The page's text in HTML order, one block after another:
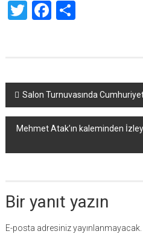
TwitterFacebook
Share
Yazı
dolaşımı
Salon Turnuvasında
Mehmet Atak’ın kaleminden
Bir yanıt yazın
E-posta adresiniz yayınlanmayacak.